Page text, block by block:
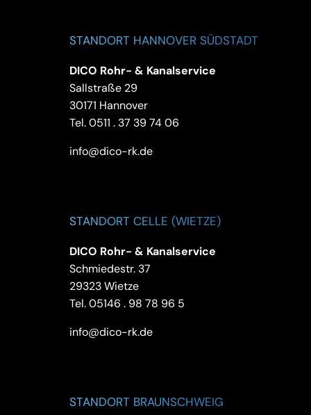
STANDORT HANNOVER SÜDSTADT
DICO Rohr- & Kanalservice
Sallstraße 29
30171 Hannover
Tel.0511 . 37 39 74 06
info@dico-rk.de
STANDORT CELLE (WIETZE)
DICO Rohr- & Kanalservice
Schmiedestr. 37
29323 Wietze
Tel.05146 . 98 78 96 5
info@dico-rk.de
STANDORT BRAUNSCHWEIG